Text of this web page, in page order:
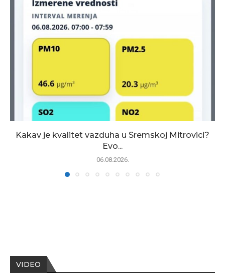
Kakav je kvalitet vazduha u Sremskoj Mitrovici?
Evo...
06.08.2026.
VIDEO